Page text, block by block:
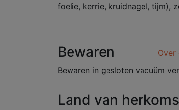
foelie, kerrie, kruidnagel, tijm),
Bewaren
Over
Bewaren in gesloten vacuüm
Land van